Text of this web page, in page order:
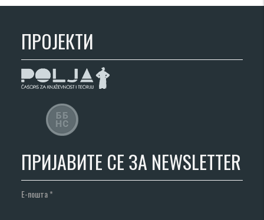
ПРОЈЕКТИ
ПРИЈАВИТЕ СЕ ЗА NEWSLETTER
Е-пошта*